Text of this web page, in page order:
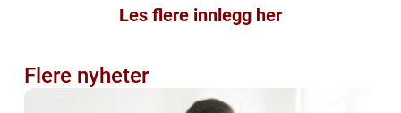
Les flere innlegg her
Flere nyheter